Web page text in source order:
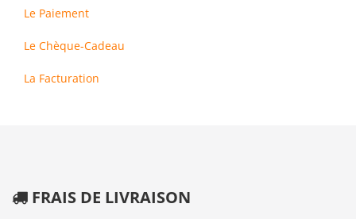
Le Paiement
Le Chèque-Cadeau
La Facturation
FRAIS DE LIVRAISON